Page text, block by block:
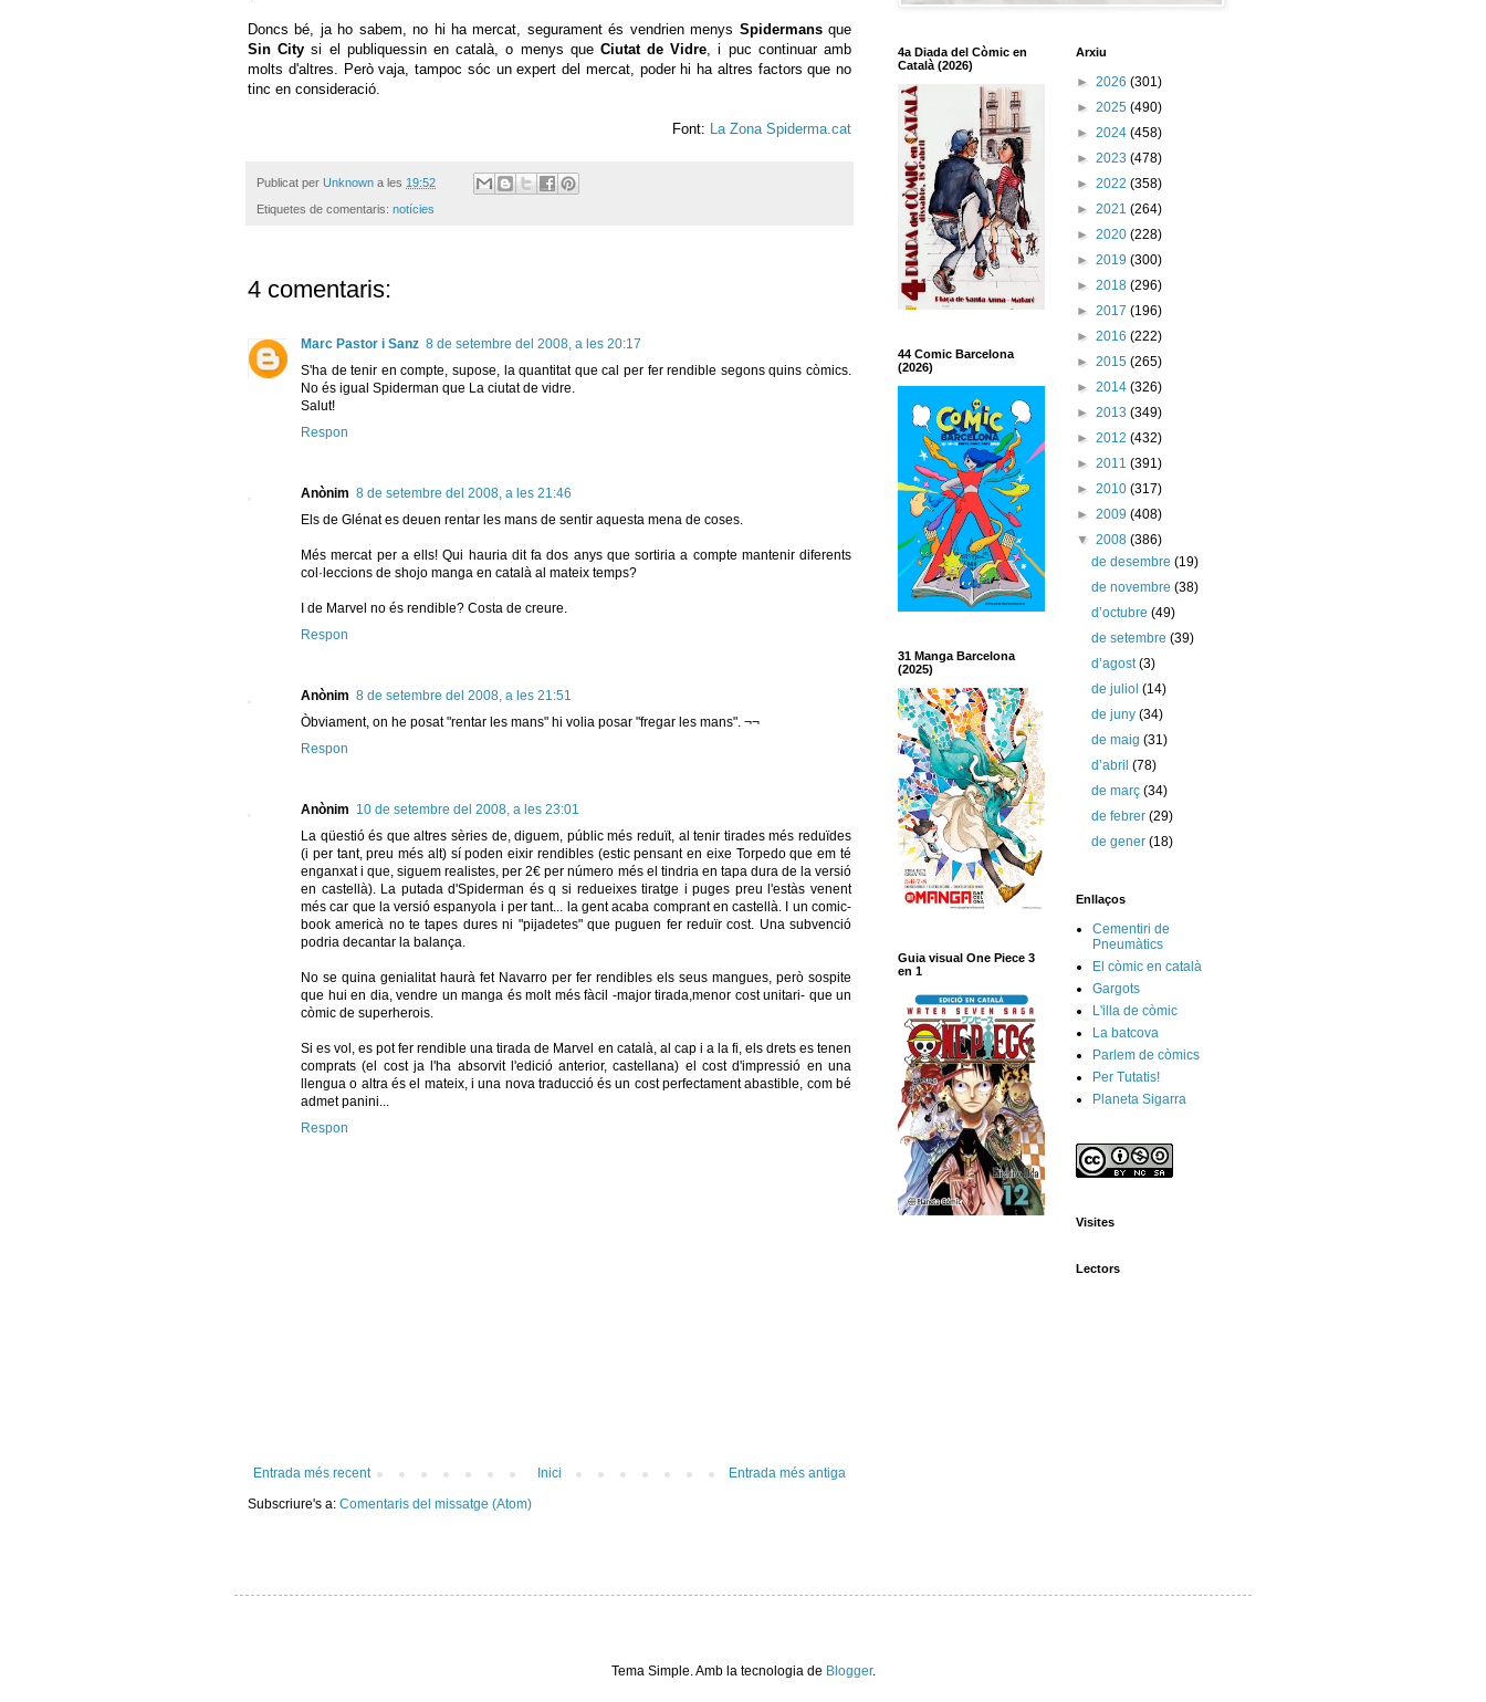
Doncs bé, ja ho sabem, no hi ha mercat, segurament és vendrien menys Spidermansque
Sin City si el publiquessin en català, o menys que Ciutat de Vidre, i puc continuar amb
molts d'altres. Però vaja, tampoc sóc un expert del mercat, poder hi ha altres factors que no
tinc en consideració.
Font: La Zona Spiderma.cat
Publicat per Unknown a les 19:52
Etiquetes de comentaris: notícies
4 comentaris:
Marc Pastor i Sanz 8 de setembre del 2008, a les 20:17
S'ha de tenir en compte, supose, la quantitat que cal per fer rendible segons quins còmics.
No és igual Spiderman que La ciutat de vidre.
Salut!
Respon
Anònim 8 de setembre del 2008, a les 21:46
Els de Glénat es deuen rentar les mans de sentir aquesta mena de coses.
Més mercat per a ells! Qui hauria dit fa dos anys que sortiria a compte mantenir diferents
col·leccions de shojo manga en català al mateix temps?
I de Marvel no és rendible? Costa de creure.
Respon
Anònim 8 de setembre del 2008, a les 21:51
Òbviament, on he posat "rentar les mans" hi volia posar "fregar les mans". ¬¬
Respon
Anònim 10 de setembre del 2008, a les 23:01
La qüestió és que altres sèries de, diguem, públic més reduït, al tenir tirades més reduïdes
(i per tant, preu més alt) sí poden eixir rendibles (estic pensant en eixe Torpedo que em té
enganxat i que, siguem realistes, per 2€ per número més el tindria en tapa dura de la versió
en castellà). La putada d'Spiderman és q si redueixes tiratge i puges preu l'estàs venent
més car que la versió espanyola i per tant... la gent acaba comprant en castellà. I un comic-
book americà no te tapes dures ni "pijadetes" que puguen fer reduïr cost. Una subvenció
podria decantar la balança.
No se quina genialitat haurà fet Navarro per fer rendibles els seus mangues, però sospite
que hui en dia, vendre un manga és molt més fàcil -major tirada,menor cost unitari- que un
còmic de superherois.
Si es vol, es pot fer rendible una tirada de Marvel en català, al cap i a la fi, els drets es tenen
comprats (el cost ja l'ha absorvit l'edició anterior, castellana) el cost d'impressió en una
llengua o altra és el mateix, i una nova traducció és un cost perfectament abastible, com bé
admet panini...
Respon
Entrada més recent Entrada més antiga
Inici
Subscriure's a: Comentaris del missatge (Atom)
4a Diada del Còmic en
Català (2026)
44 Comic Barcelona
(2026)
31 Manga Barcelona
(2025)
Guia visual One Piece 3
en 1
Arxiu
► 2026 (301)
► 2025 (490)
► 2024 (458)
► 2023 (478)
► 2022 (358)
► 2021 (264)
► 2020 (228)
► 2019 (300)
► 2018 (296)
► 2017 (196)
► 2016 (222)
► 2015 (265)
► 2014 (326)
► 2013 (349)
► 2012 (432)
► 2011 (391)
► 2010 (317)
► 2009 (408)
▼ 2008 (386)
de desembre(19)
de novembre(38)
d’octubre(49)
de setembre(39)
d’agost(3)
de juliol(14)
de juny(34)
de maig(31)
d’abril(78)
de març(34)
de febrer(29)
de gener(18)
Enllaços
Cementiri de
Pneumàtics
El còmic en català
Gargots
L'illa de còmic
La batcova
Parlem de còmics
Per Tutatis!
Planeta Sigarra
Visites
Lectors
Tema Simple. Amb la tecnologia de Blogger.